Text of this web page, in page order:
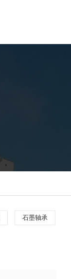
石墨轴承